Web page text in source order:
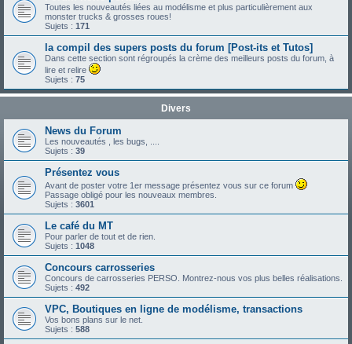
Toutes les nouveautés liées au modélisme et plus particulièrement aux
monster trucks & grosses roues!
Sujets : 171
la compil des supers posts du forum [Post-its et Tutos]
Dans cette section sont régroupés la crème des meilleurs posts du forum, à
lire et relire
Sujets : 75
Divers
News du Forum
Les nouveautés , les bugs, ....
Sujets : 39
Présentez vous
Avant de poster votre 1er message présentez vous sur ce forum
Passage obligé pour les nouveaux membres.
Sujets : 3601
Le café du MT
Pour parler de tout et de rien.
Sujets : 1048
Concours carrosseries
Concours de carrosseries PERSO. Montrez-nous vos plus belles réalisations.
Sujets : 492
VPC, Boutiques en ligne de modélisme, transactions
Vos bons plans sur le net.
Sujets : 588